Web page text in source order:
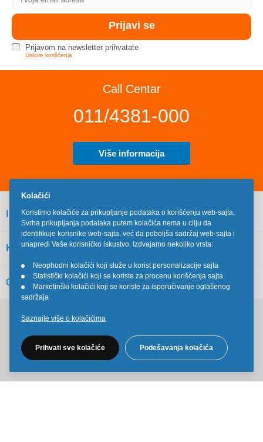
Prijavom na newsletter prihvatate
Uslove korišćenja
Call Centar
011/4381-000
Više informacija
INFORMACIJE
KORISNIČKI SERVIS
OSTALO
Kolačići
Koristimo kolačiće za prikupljanje podataka o korišćenju web-sajta.
Svrha prikupljanja podataka putem kolačića nema u cilju da
identifikuje korisnike web-sajta, već da poboljša sadržaj web-sajta i
unapredi Vaše korisničko iskustvo. Izdvajamo nekoliko vrsta:
•
Neophodni kolačići koji služe u korist personalizacije sajta
•
Statistički kolačići koji se koriste za procenu korišćenja sajta
•
Marketinški kolačići koji se koriste za isporučivanje oglašenog
sadržaja
Saznajte više o kolačićima
Prihvati sve kolačiće Podešavanja kolačića